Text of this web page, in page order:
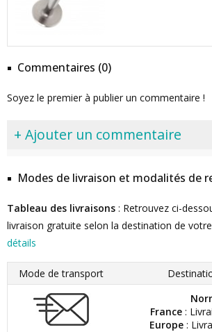
Commentaires (0)
Soyez le premier à publier un commentaire !
+ Ajouter un commentaire
Modes de livraison et modalités de
Tableau des livraisons : Retrouvez ci-
livraison gratuite selon la destination de
détails
Mode de transport
France :
Europe: